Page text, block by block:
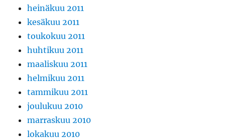
heinäkuu 2011
kesäkuu 2011
toukokuu 2011
huhtikuu 2011
maaliskuu 2011
helmikuu 2011
tammikuu 2011
joulukuu 2010
marraskuu 2010
lokakuu 2010